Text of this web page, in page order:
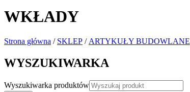
WKŁADY
Strona główna / SKLEP / ARTYKUŁY BUDOWLANE
WYSZUKIWARKA
Wyszukiwarka produktów